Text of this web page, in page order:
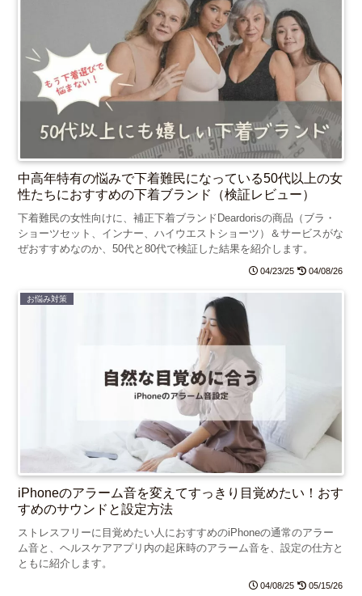
中高年特有の悩みで下着難民になっている50代以上の女
性たちにおすすめの下着ブランド（検証レビュー）
下着難民の女性向けに、補正下着ブランドDeardorisの商品（ブラ・
ショーツセット、インナー、ハイウエストショーツ）＆サービスがな
ぜおすすめなのか、50代と80代で検証した結果を紹介します。
04/23/25 04/08/26
お悩み対策
iPhoneのアラーム音を変えてすっきり目覚めたい！おす
すめのサウンドと設定方法
ストレスフリーに目覚めたい人におすすめのiPhoneの通常のアラー
ム音と、ヘルスケアアプリ内の起床時のアラーム音を、設定の仕方と
ともに紹介します。
04/08/25 05/15/26